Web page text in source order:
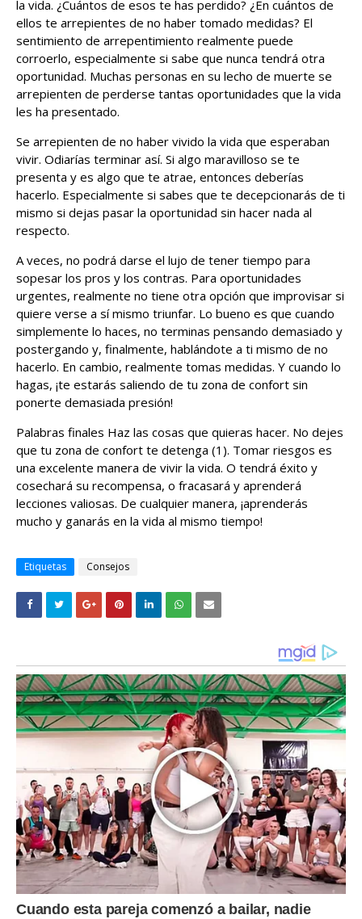
la vida. ¿Cuántos de esos te has perdido? ¿En cuántos de
ellos te arrepientes de no haber tomado medidas? El
sentimiento de arrepentimiento realmente puede
corroerlo, especialmente si sabe que nunca tendrá otra
oportunidad. Muchas personas en su lecho de muerte se
arrepienten de perderse tantas oportunidades que la vida
les ha presentado.
Se arrepienten de no haber vivido la vida que esperaban
vivir. Odiarías terminar así. Si algo maravilloso se te
presenta y es algo que te atrae, entonces deberías
hacerlo. Especialmente si sabes que te decepcionarás de ti
mismo si dejas pasar la oportunidad sin hacer nada al
respecto.
A veces, no podrá darse el lujo de tener tiempo para
sopesar los pros y los contras. Para oportunidades
urgentes, realmente no tiene otra opción que improvisar si
quiere verse a sí mismo triunfar. Lo bueno es que cuando
simplemente lo haces, no terminas pensando demasiado y
postergando y, finalmente, hablándote a ti mismo de no
hacerlo. En cambio, realmente tomas medidas. Y cuando lo
hagas, ¡te estarás saliendo de tu zona de confort sin
ponerte demasiada presión!
Palabras finales Haz las cosas que quieras hacer. No dejes
que tu zona de confort te detenga (1). Tomar riesgos es
una excelente manera de vivir la vida. O tendrá éxito y
cosechará su recompensa, o fracasará y aprenderá
lecciones valiosas. De cualquier manera, ¡aprenderás
mucho y ganarás en la vida al mismo tiempo!
Etiquetas Consejos